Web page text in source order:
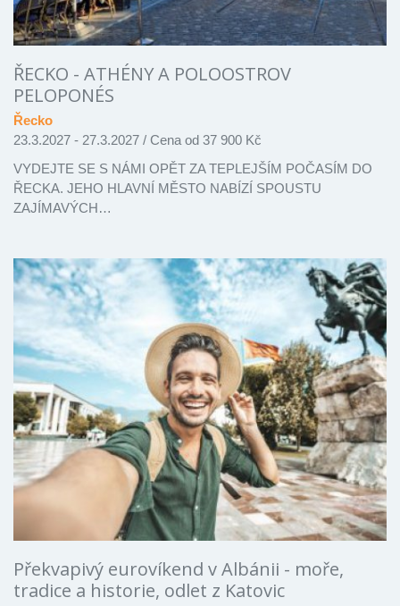
ŘECKO - ATHÉNY A POLOOSTROV
PELOPONÉS
Řecko
23.3.2027 - 27.3.2027 / Cena od 37 900 Kč
VYDEJTE SE S NÁMI OPĚT ZA TEPLEJŠÍM POČASÍM DO
ŘECKA. JEHO HLAVNÍ MĚSTO NABÍZÍ SPOUSTU
ZAJÍMAVÝCH…
Překvapivý eurovíkend v Albánii - moře,
tradice a historie, odlet z Katovic